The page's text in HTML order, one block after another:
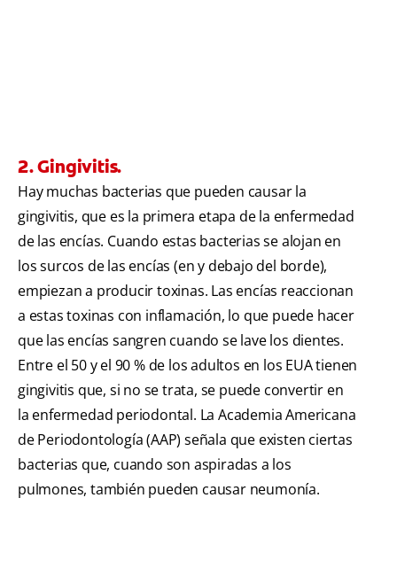
2. Gingivitis.
Hay muchas bacterias que pueden causar la
gingivitis, que es la primera etapa de la enfermedad
de las encías. Cuando estas bacterias se alojan en
los surcos de las encías (en y debajo del borde),
empiezan a producir toxinas. Las encías reaccionan
a estas toxinas con inflamación, lo que puede hacer
que las encías sangren cuando se lave los dientes.
Entre el 50 y el 90 % de los adultos en los EUA tienen
gingivitis que, si no se trata, se puede convertir en
la enfermedad periodontal. La Academia Americana
de Periodontología (AAP) señala que existen ciertas
bacterias que, cuando son aspiradas a los
pulmones, también pueden causar neumonía.